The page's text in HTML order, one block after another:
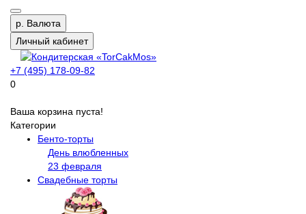
р. Валюта
Личный кабинет
+7 (495) 178-09-82
0
Ваша корзина пуста!
Категории
Бенто-торты
День влюбленных
23 февраля
Свадебные торты